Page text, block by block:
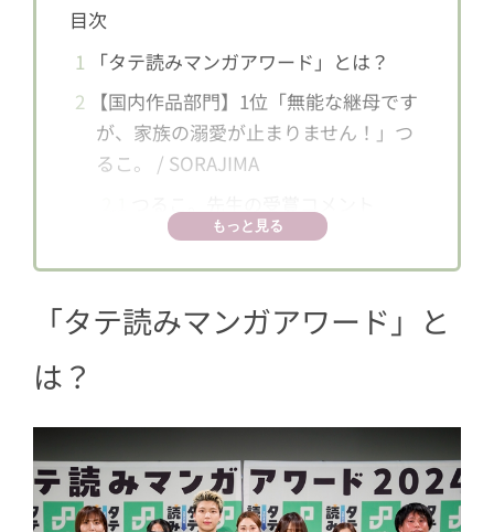
目次
1
「タテ読みマンガアワード」とは？
2 【国内作品部門】1位「無能な継母です
が、家族の溺愛が止まりません！」つ
るこ。 / SORAJIMA
受賞記念イラスト
方法」SIRU / Spice&Kitty
4【完結済み部門】1位「氷の城壁」阿賀
沢紅茶
4.1阿賀沢紅茶先生の受賞コメント
もっと見る
「タテ読みマンガアワード」と
は？